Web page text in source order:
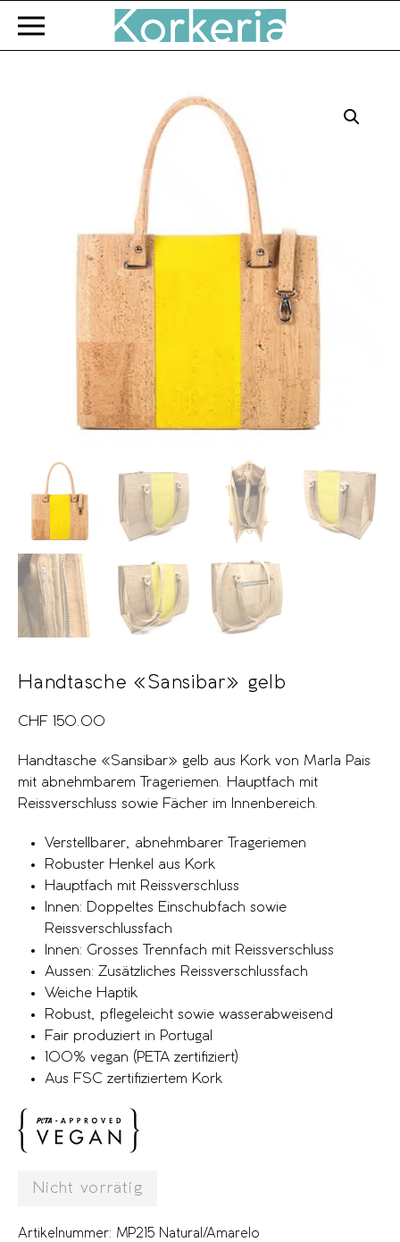
Zum Hauptinhalt springen
Handtasche «Sansibar» gelb
CHF 150.00
Handtasche «Sansibar» gelb aus Kork von Marla Pais
mit abnehmbarem Trageriemen. Hauptfach mit
Reissverschluss sowie Fächer im Innenbereich.
Verstellbarer, abnehmbarer Trageriemen
Robuster Henkel aus Kork
Hauptfach mit Reissverschluss
Innen: Doppeltes Einschubfach sowie
Reissverschlussfach
Innen: Grosses Trennfach mit Reissverschluss
Aussen: Zusätzliches Reissverschlussfach
Weiche Haptik
Robust, pflegeleicht sowie wasserabweisend
Fair produziert in Portugal
100% vegan (PETA zertifiziert)
Aus FSC zertifiziertem Kork
Nicht vorrätig
Artikelnummer: MP215 Natural/Amarelo